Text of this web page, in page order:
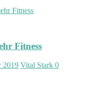
Fitness
2019 Vital Stark 0